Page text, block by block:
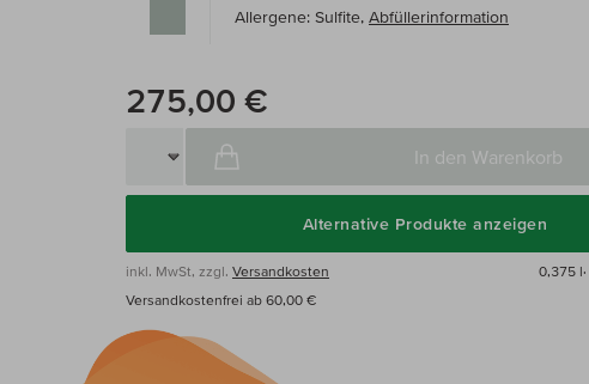
Allergene: Sulfite, Abfüllerinformation
275,00 €
In den Warenkorb
Alternative Produkte anzeigen
inkl. MwSt, zzgl. Versandkosten 0,375 l·
Versandkostenfrei ab 60,00 €